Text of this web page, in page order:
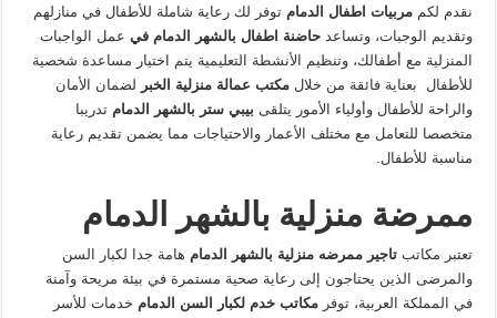
نقدم لكممربيات اطفال الدمام توفر لك رعاية شاملة للأطفال في منازلهم
وتقديم الوجبات، وتساعدحاضنة اطفال بالشهر الدمام في عمل الواجبات
المنزلية مع أطفالك، وتنظيم الأنشطة التعليمية يتم اختيار مساعدة شخصية
للأطفال بعناية فائقة من خلالمكتب عمالة منزلية الخبر لضمان الأمان
والراحة للأطفال وأولياء الأمور يتلقى بيبي ستر بالشهر الدمامتدريبا
متخصصا للتعامل مع مختلف الأعمار والاحتياجات مما يضمن تقديم رعاية
مناسبة للأطفال.
ممرضة منزلية بالشهر الدمام
تعتبر مكاتبتاجير ممرضه منزلية بالشهر الدمام هامة جدا لكبار السن
والمرضى الذين يحتاجون إلى رعاية صحية مستمرة في بيئة مريحة وآمنة
في المملكة العربية، توفرمكاتب خدم لكبار السن الدمام خدمات للأسر